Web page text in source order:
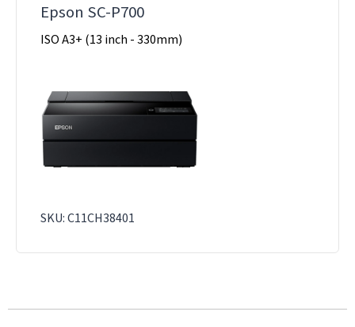
Epson SC-P700
ISO A3+ (13 inch - 330mm)
SKU: C11CH38401